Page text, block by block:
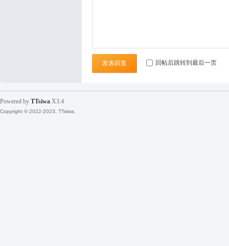
发表回复 回帖后跳转到最后一页
Powered by TTsiwa X3.4
Copyright © 2022-2023, TTsiwa.